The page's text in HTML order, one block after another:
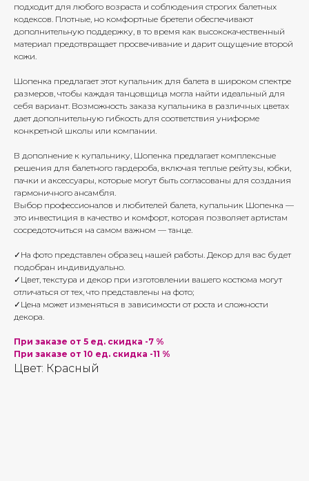
подходит для любого возраста и соблюдения строгих балетных
кодексов. Плотные, но комфортные бретели обеспечивают
дополнительную поддержку, в то время как высококачественный
материал предотвращает просвечивание и дарит ощущение второй
кожи.
Шопенка предлагает этот купальник для балета в широком спектре
размеров, чтобы каждая танцовщица могла найти идеальный для
себя вариант. Возможность заказа купальника в различных цветах
дает дополнительную гибкость для соответствия униформе
конкретной школы или компании.
В дополнение к купальнику, Шопенка предлагает комплексные
решения для балетного гардероба, включая теплые рейтузы, юбки,
пачки и аксессуары, которые могут быть согласованы для создания
гармоничного ансамбля.
Выбор профессионалов и любителей балета, купальник Шопенка —
это инвестиция в качество и комфорт, которая позволяет артистам
сосредоточиться на самом важном — танце.
✓На фото представлен образец нашей работы. Декор для вас будет
подобран индивидуально.
✓Цвет, текстура и декор при изготовлении вашего костюма могут
отличаться от тех, что представлены на фото;
✓Цена может изменяться в зависимости от роста и сложности
декора.
При заказе от 5 ед. скидка -7 %
При заказе от 10 ед. скидка -11 %
Цвет: Красный